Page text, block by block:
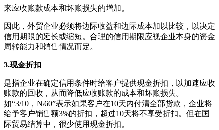
来应收账款成本和坏账损失的增加。
因此，外贸企业必须将边际收益和边际成本加以比较，以决定
信用期限的延长或缩短。合理的信用期限应视企业本身的资金
周转能力和销售情况而定。
3.现金折扣
是指企业在确定信用条件时给客户提供现金折扣，以加速应收
账款的回收，从而降低应收账款的成本和坏账损失。
如“3/10，N/60”表示如果客户在10天内付清全部货款，企业将
给予客户销售额3%的折扣，超过10天将不享受折扣。但在国
际贸易结算中，很少使用现金折扣。